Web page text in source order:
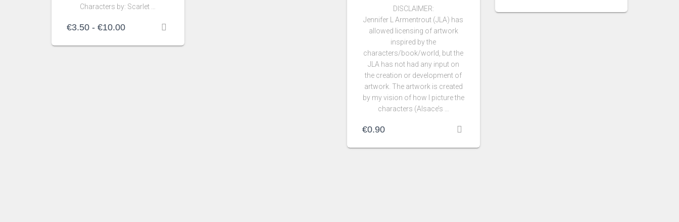
Characters by: Scarlet …
€3.50 - €10.00Rango
precios:
DISCLAIMER:
Jennifer L Armentrout (JLA) has
allowed licensing of artwork
inspired by the
characters/book/world, but the
JLA has not had any input on
the creation or development of
artwork. The artwork is created
by my vision of how I picture the
characters (Alsace’s …
€0.90
precios: